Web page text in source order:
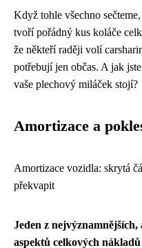
Když tohle všechno
tvoří pořádný kus koláče
že někteří raději volí
potřebují jen občas. A jak
vaše plechový miláček stojí?
Amortizace a
Amortizace vozidla: skrytá
překvapit
Jeden z nejvýznamnějších,
aspektů celkových